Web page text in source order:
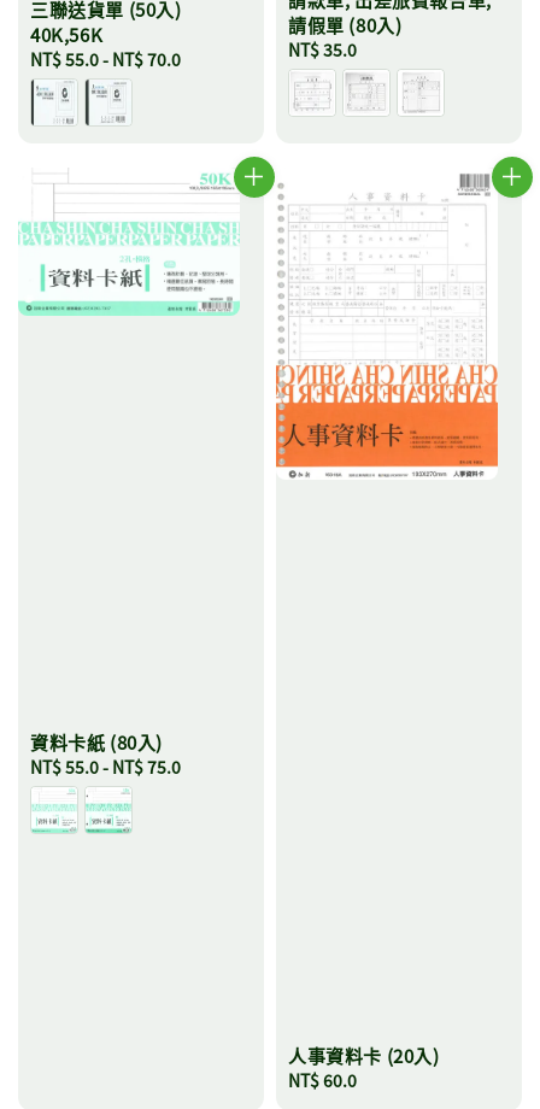
三聯送貨單 (50入)
40K,56K
Regular
price
NT$ 55.0- NT$ 70.0
請假單 (80入)
Regular
price
NT$ 35.0
資料卡紙 (80入)
Regular
price
NT$ 55.0- NT$ 75.0
人事資料卡 (20入)
Regular
NT$ 60.0